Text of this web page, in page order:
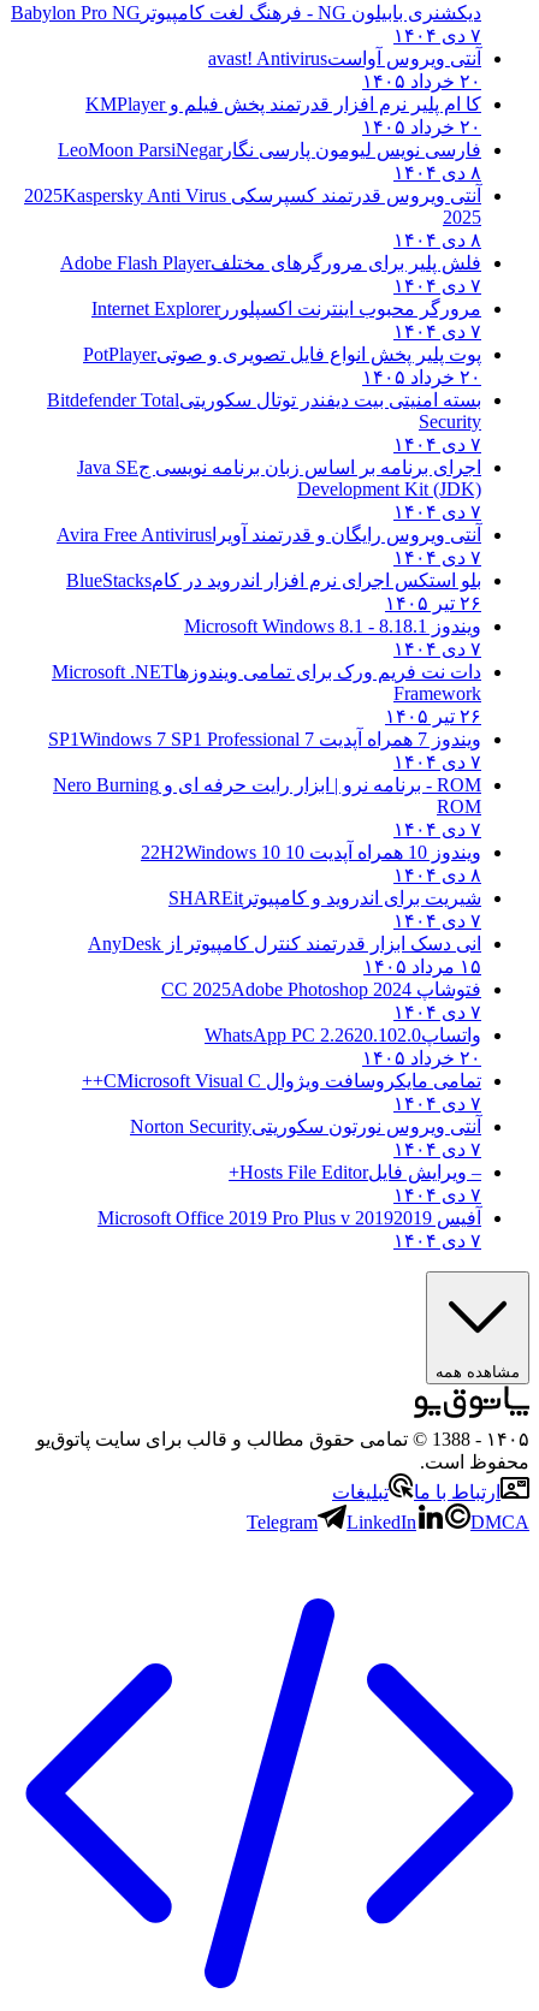
دیکشنری بابیلون NG - فرهنگ لغت کامپیوتر
Babylon Pro NG
۷ دی ۱۴۰۴
آنتی ویروس آواستavast! Antivirus
۲۰ خرداد ۱۴۰۵
کا ام پلیر نرم افزار قدرتمند پخش فیلم وKMPlayer
۲۰ خرداد ۱۴۰۵
فارسی نویس لیومون پارسی نگارLeoMoon ParsiNegar
۸ دی ۱۴۰۴
آنتی ویروس قدرتمند کسپرسکی 2025 Kaspersky Anti Virus
2025
۸ دی ۱۴۰۴
فلش پلیر برای مرورگرهای مختلفAdobe Flash Player
۷ دی ۱۴۰۴
مرورگر محبوب اینترنت اکسپلوررInternet Explorer
۷ دی ۱۴۰۴
پوت پلیر پخش انواع فایل تصویری و صوتیPotPlayer
۲۰ خرداد ۱۴۰۵
بسته امنیتی بیت دیفندر توتال سکوریتیBitdefender Total
Security
۷ دی ۱۴۰۴
اجرای برنامه بر اساس زبان برنامه نویسی جJava SE
Development Kit (JDK)
۷ دی ۱۴۰۴
آنتی ویروس رایگان و قدرتمند آویرا Avira Free Antivirus
۷ دی ۱۴۰۴
بلو استکس اجرای نرم افزار اندروید در کامBlueStacks
۲۶ تیر ۱۴۰۵
ویندوز 8.1
8.1 - Microsoft Windows 8.1
۷ دی ۱۴۰۴
دات نت فریم ورک برای تمامی ویندوزهاMicrosoft .NET
Framework
۲۶ تیر ۱۴۰۵
ویندوز 7 همراه آپدیت 7 SP1
Windows 7 SP1 Professional
۷ دی ۱۴۰۴
ROM - برنامه نرو | ابزار رایت حرفه ای و
Nero Burning
ROM
۷ دی ۱۴۰۴
ویندوز 10 همراه آپدیت 10 22H2
Windows 10
۸ دی ۱۴۰۴
شیریت برای اندروید و کامپیوتر SHAREit
۷ دی ۱۴۰۴
انی دسک ابزار قدرتمند کنترل کامپیوتر از AnyDesk
۱۵ مرداد ۱۴۰۵
فتوشاپ CC 2025 Adobe Photoshop 2024
۷ دی ۱۴۰۴
واتساپWhatsApp PC 2.2620.102.0
۲۰ خرداد ۱۴۰۵
تمامی مایکروسافت ویژوال C Microsoft Visual C++
۷ دی ۱۴۰۴
آنتی ویروس نورتون سکوریتیNorton Security
۷ دی ۱۴۰۴
– ویرایش فایلHosts File Editor+
۷ دی ۱۴۰۴
آفیس 2019 2019 Microsoft Office 2019 Pro Plus v
۷ دی ۱۴۰۴
مشاهده همه
۱۴۰۵
- 1388 © تمامی حقوق مطالب و قالب برای سایت پاتوق‌یو
محفوظ است.
ارتباط با ما
تبلیغات
Telegram
LinkedIn DMCA